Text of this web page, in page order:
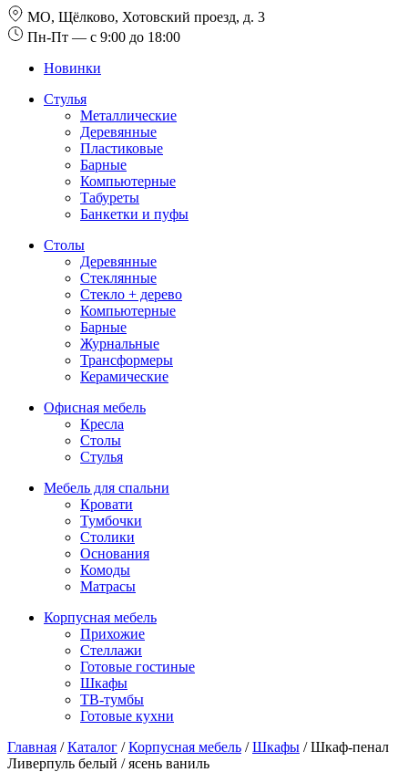
МО, Щёлково, Хотовский проезд, д. 3
Пн-Пт — с 9:00 до 18:00
Новинки
Стулья
Металлические
Деревянные
Пластиковые
Барные
Компьютерные
Табуреты
Банкетки и пуфы
Столы
Деревянные
Стеклянные
Стекло + дерево
Компьютерные
Барные
Журнальные
Трансформеры
Керамические
Офисная мебель
Кресла
Столы
Стулья
Мебель для спальни
Кровати
Тумбочки
Столики
Основания
Комоды
Матрасы
Корпусная мебель
Прихожие
Стеллажи
Готовые гостиные
Шкафы
ТВ-тумбы
Готовые кухни
Главная /Каталог /Корпусная мебель /Шкафы /Шкаф-пенал
Ливерпуль белый / ясень ваниль